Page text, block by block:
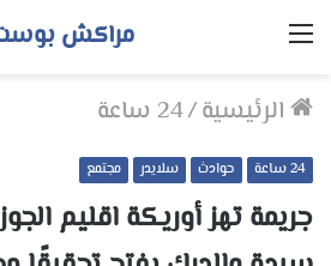
مراكش القائمة
الرئيسية/24 ساعة
24 ساعة حوادث سلايدر مجتمع
جريمة تهز أوريكة اقليم